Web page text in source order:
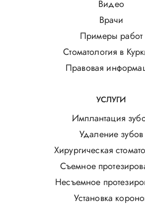
Видео
Врачи
Примеры работ
Стоматология в
Правовая
УСЛУГИ
Имплантация
Удаление зубов
Хирургическая
Съемное
Несъемное
Установка